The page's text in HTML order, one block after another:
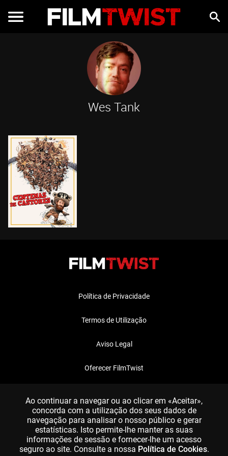
Wes Tank
Política de Privacidade
Termos de Utilização
Aviso Legal
Oferecer FilmTwist
Ao continuar a navegar ou ao clicar em «Aceitar»,
concorda com a utilização dos seus dados de
navegação para analisar o nosso público e gerar
estatísticas. Isto permite-lhe manter as suas
informações de sessão e fornecer-lhe um acesso
seguro ao site. Consulte a nossa Política de Cookies.